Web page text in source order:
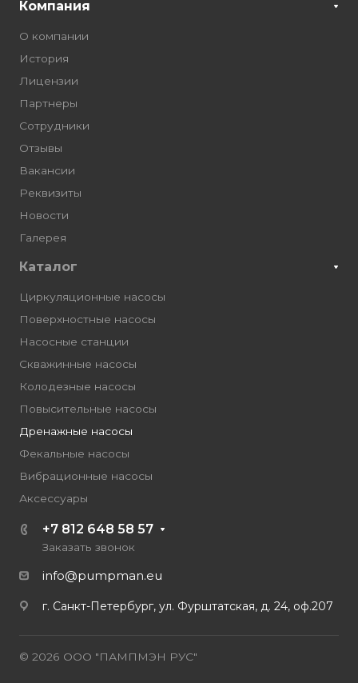
Компания
О компании
История
Лицензии
Партнеры
Сотрудники
Отзывы
Вакансии
Реквизиты
Новости
Галерея
Каталог
Циркуляционные насосы
Поверхностные насосы
Насосные станции
Скважинные насосы
Колодезные насосы
Повысительные насосы
Дренажные насосы
Фекальные насосы
Вибрационные насосы
Аксессуары
+7 812 648 58 57
Заказать звонок
info@pumpman.eu
г. Санкт-Петербург, ул. Фурштатская, д. 24, оф.207
© 2026 ООО "ПАМПМЭН РУС"